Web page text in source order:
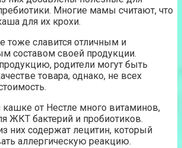
Многие мамы считают, что
для их крохи.
тоже славится отличным и
составом своей продукции.
родители могут быть
товара, однако, не всех
кашке от Нестле много витаминов,
ЖКТ бактерий и пробиотиков.
них содержат лецитин, который
аллергическую реакцию.